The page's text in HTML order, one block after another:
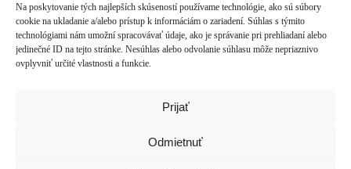
Na poskytovanie tých najlepších skúseností používame technológie, ako sú súbory
cookie na ukladanie a/alebo prístup k informáciám o zariadení. Súhlas s týmito
technológiami nám umožní spracovávať údaje, ako je správanie pri prehliadaní alebo
jedinečné ID na tejto stránke. Nesúhlas alebo odvolanie súhlasu môže nepriaznivo
ovplyvniť určité vlastnosti a funkcie.
Prijať
Odmietnuť
CLASSIC
LUX
SMART
Vyvýšené záhony
Studne / fontány